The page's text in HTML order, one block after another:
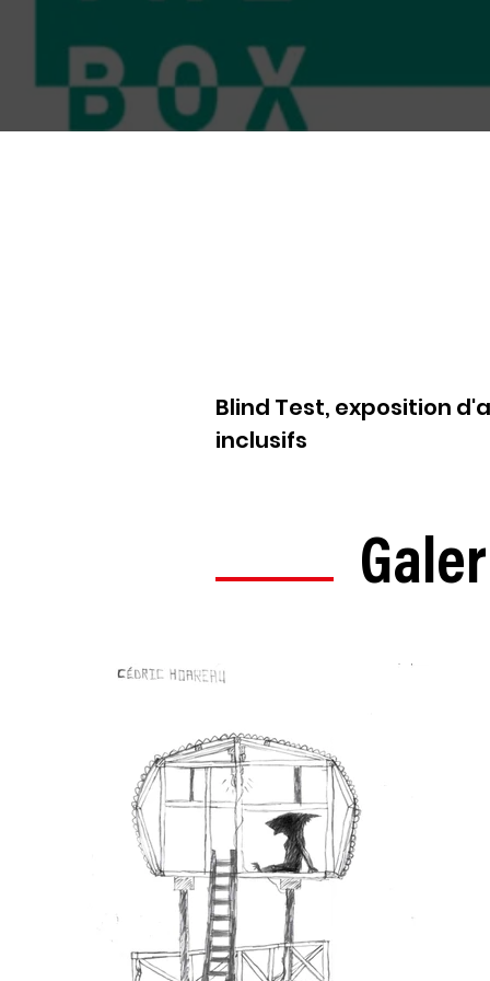
Blind Test, exposition
inclusifs